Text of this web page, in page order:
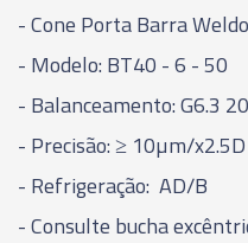
20 - 63MM
01077 - PORTA BARRA
25 - 90MM
32 - 100MM
- Cone Porta Barra
- Modelo: BT40 - 6 - 50
- Balanceamento: G6.3
- Precisão:≥ 10µm/x2.5D
- Refrigeração: AD/B
- Consulte bucha